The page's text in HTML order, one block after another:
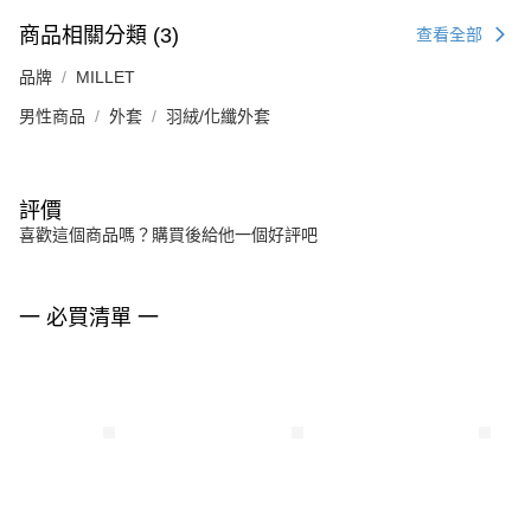
商品相關分類 (3) 查看全部
品牌 MILLET
男性商品 外套 羽絨/化纖外套
評價
喜歡這個商品嗎？購買後給他一個好評吧
一 必買清單 一